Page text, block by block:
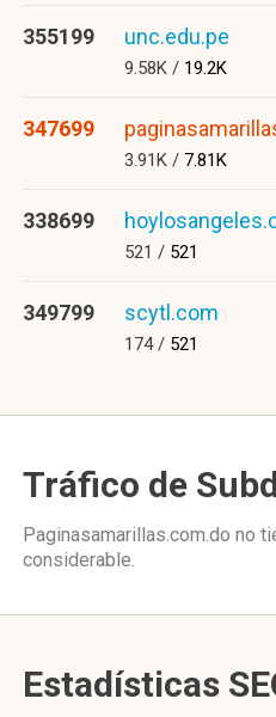
355199 unc.edu.pe
9.58K / 19.2K
347699
3.91K / 7.81K
338699
521 / 521
349799 scytl.com
174 / 521
Tráfico de
Paginasamarillas.com.do no
considerable.
Estadísticas